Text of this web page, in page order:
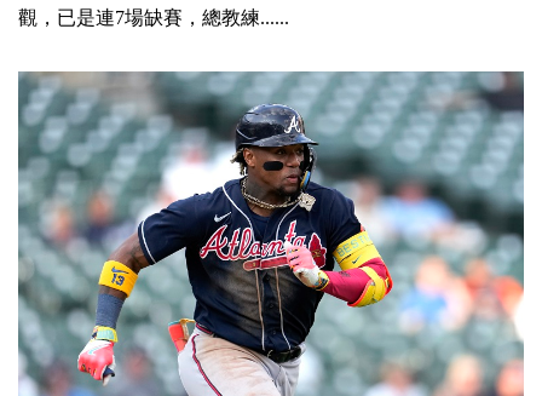
觀，已是連7場缺賽，總教練......